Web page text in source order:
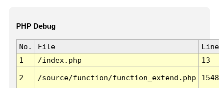
PHP Debug
No. File
Line
1
/index.php 13
2 /source/function/function_extend.php 1548